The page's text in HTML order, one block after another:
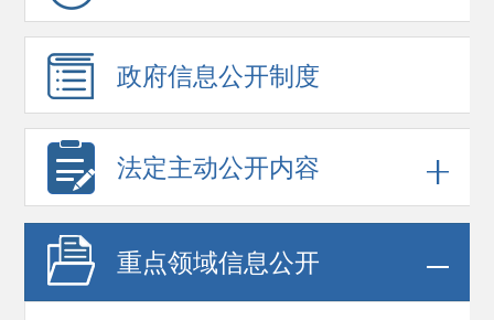
政府信息公开制度
法定主动公开内容
重点领域信息公开